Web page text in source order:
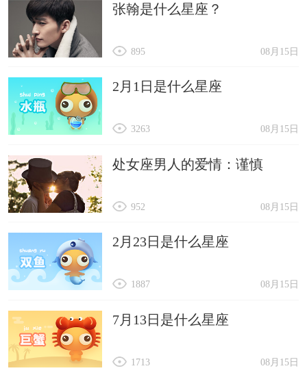
张翰是什么星座？
08月15日
895
2月1日是什么星座
08月15日
3263
处女座男人的爱情：谨慎
08月15日
952
2月23日是什么星座
08月15日
1887
7月13日是什么星座
08月15日
1713